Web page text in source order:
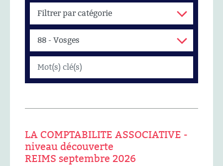
LA COMPTABILITE ASSOCIATIVE -
niveau découverte
REIMS septembre 2026